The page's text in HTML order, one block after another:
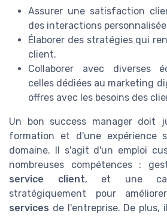
Assurer une satisfaction
des interactions
Élaborer des stratégies qui
client.
Collaborer avec diverses
celles dédiées au marketing
offres avec les besoins des
Un bon success manager doit
formation et d'une expérience
domaine. Il s'agit d'un emploi
nombreuses compétences :
service client, et une
stratégiquement pour
services de l'entreprise. De plus,